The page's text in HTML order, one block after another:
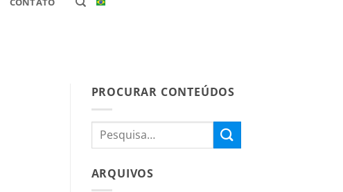
PROCURAR CONTEÚDOS
ARQUIVOS